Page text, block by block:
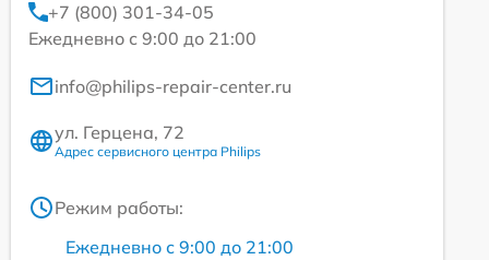
+7 (800) 301-34-05
Ежедневно с 9:00 до 21:00
info@philips-repair-center.ru
ул. Герцена, 72
Адрес сервисного центра Philips
Режим работы:
Ежедневно с 9:00 до 21:00